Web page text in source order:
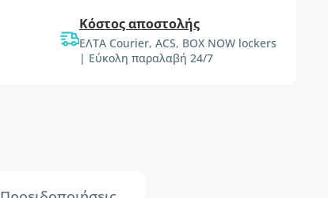
Κόστος αποστολής
ΕΛΤΑ Courier, ACS, BOX NOW lockers
| Εύκολη παραλαβή 24/7